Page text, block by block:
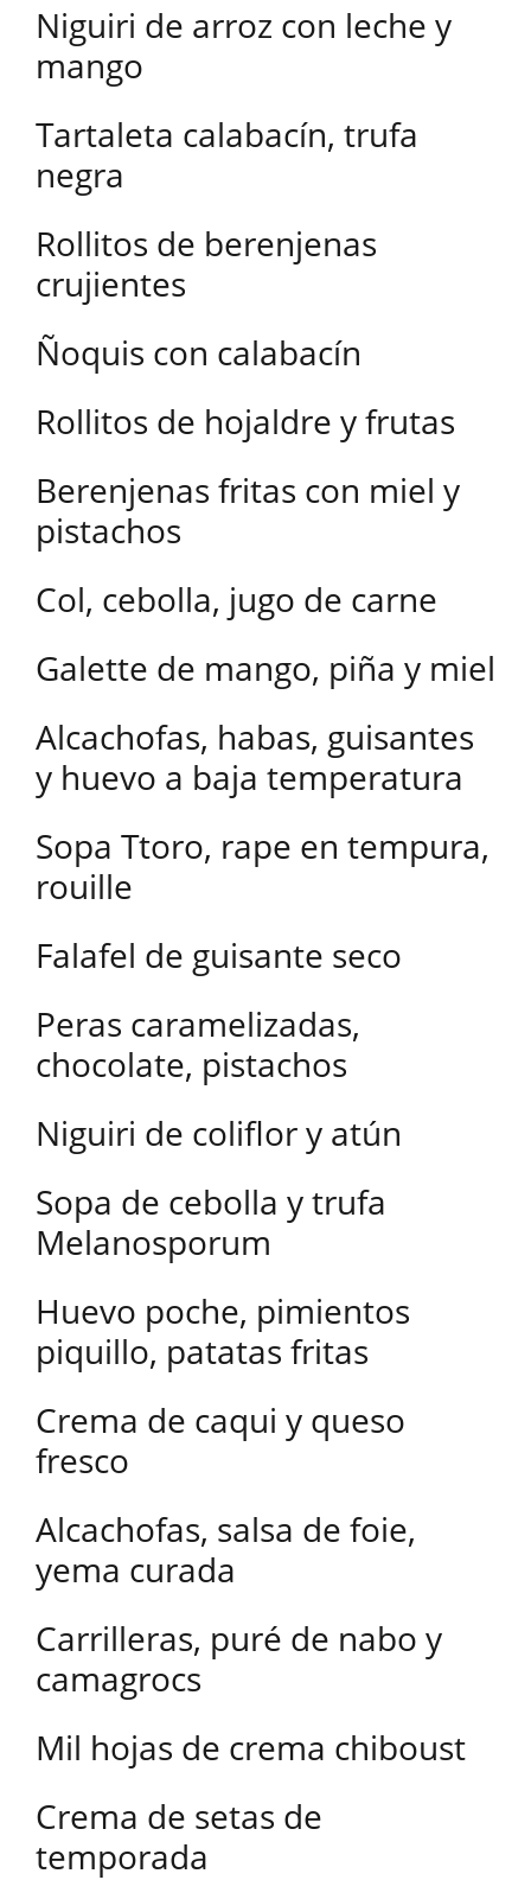
Niguiri de arroz con leche y
mango
Tartaleta calabacín, trufa
negra
Rollitos de berenjenas
crujientes
Ñoquis con calabacín
Rollitos de hojaldre y frutas
Berenjenas fritas con miel y
pistachos
Col, cebolla, jugo de carne
Galette de mango, piña y miel
Alcachofas, habas, guisantes
y huevo a baja temperatura
Sopa Ttoro, rape en tempura,
rouille
Falafel de guisante seco
Peras caramelizadas,
chocolate, pistachos
Niguiri de coliflor y atún
Sopa de cebolla y trufa
Melanosporum
Huevo poche, pimientos
piquillo, patatas fritas
Crema de caqui y queso
fresco
Alcachofas, salsa de foie,
yema curada
Carrilleras, puré de nabo y
camagrocs
Mil hojas de crema chiboust
Crema de setas de
temporada